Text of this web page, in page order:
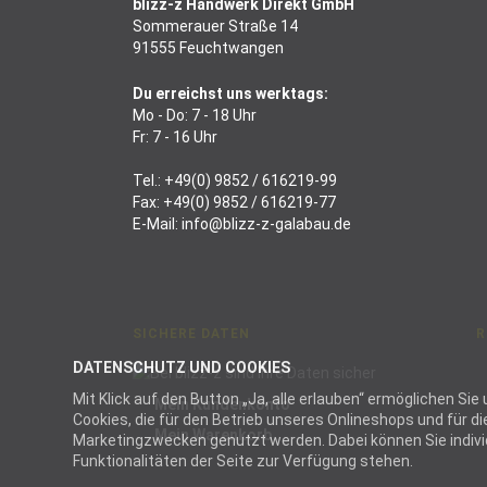
DATENSCHUTZ UND COOKIES
Mit Klick auf den Button „Ja, alle erlauben“ ermöglichen
Cookies, die für den Betrieb unseres Onlineshops und für
Marketingzwecken genutzt werden. Dabei können Sie
Funktionalitäten der Seite zur Verfügung stehen.
blizz-z Handwerk Direkt GmbH
Sommerauer Straße 14
91555 Feuchtwangen
Du erreichst uns werktags:
Mo - Do: 7 - 18 Uhr
Fr: 7 - 16 Uhr
Tel.: +49(0) 9852 / 616219-99
Fax: +49(0) 9852 / 616219-77
E-Mail: info@blizz-z-galabau.de
Mein Kundenkonto
Mein Warenkorb